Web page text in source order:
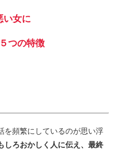
い女に
つの特徴
を頻繁にしているのが思い浮
しろおかしく人に伝え、最終